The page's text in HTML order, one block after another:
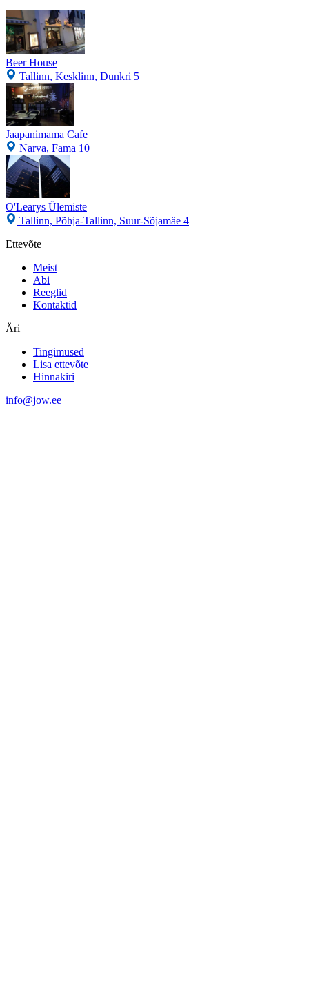
Beer House
Tallinn, Kesklinn, Dunkri 5
Jaapanimama Cafe
Narva, Fama 10
O'Learys Ülemiste
Tallinn, Põhja-Tallinn, Suur-Sõjamäe 4
Ettevõte
Meist
Abi
Reeglid
Kontaktid
Äri
Tingimused
Lisa ettevõte
Hinnakiri
info@jow.ee